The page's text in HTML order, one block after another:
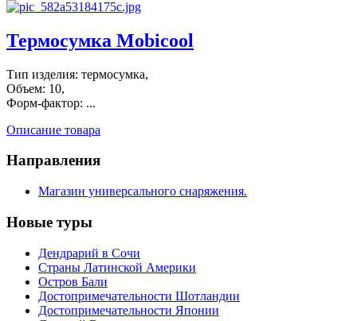
Термосумка Mobicool
Тип изделия: термосумка,
Объем: 10,
Форм-фактор: ...
Описание товара
Направления
Магазин универсального снаряжения.
Новые туры
Дендрарий в Сочи
Страны Латинской Америки
Остров Бали
Достопримечательности Шотландии
Достопримечательности Японии